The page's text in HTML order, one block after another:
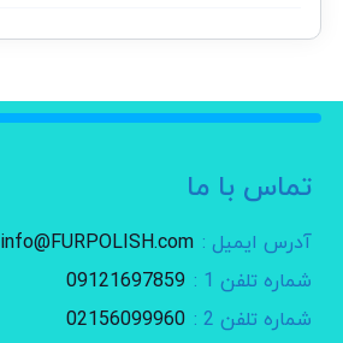
تماس با ما
آدرس ایمیل : info@FURPOLISH.com
شماره تلفن 1 :
09121697859
شماره تلفن 2 :
02156099960